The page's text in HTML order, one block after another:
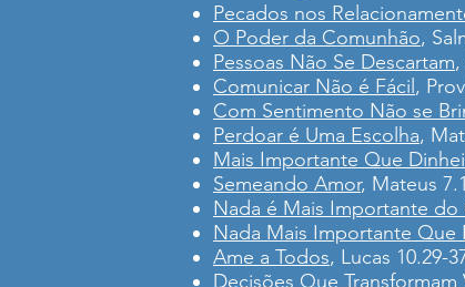
Pecados nos
O Poder da Comunhão,
Pessoas Não Se Descartam
Comunicar Não é Fácil ,
Com Sentimento Não se
Perdoar é Uma Escolha,
Mais Importante Que
Semeando Amor, Mateus
Nada é Mais Importante do
Nada Mais Importante Que
Ame a Todos, Lucas 10.29-
Decisões Que Transformam